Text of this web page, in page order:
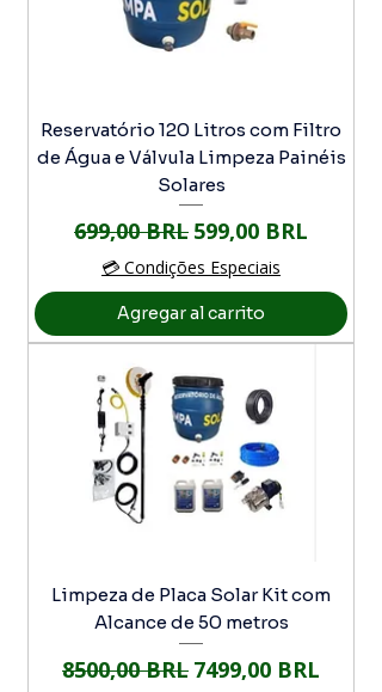
Reservatório 120 Litros com Filtro
de Água e Válvula Limpeza Painéis
Solares
Precio
699,00 BRL Precio de oferta
599,00 BRL
💳 Condições Especiais
Agregar al carrito
Limpeza de Placa Solar Kit com
Alcance de 50 metros
Precio
8500,00 BRL Precio de oferta
7499,00 BRL